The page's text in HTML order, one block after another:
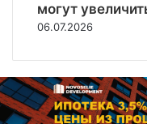
могут
06.07.2026